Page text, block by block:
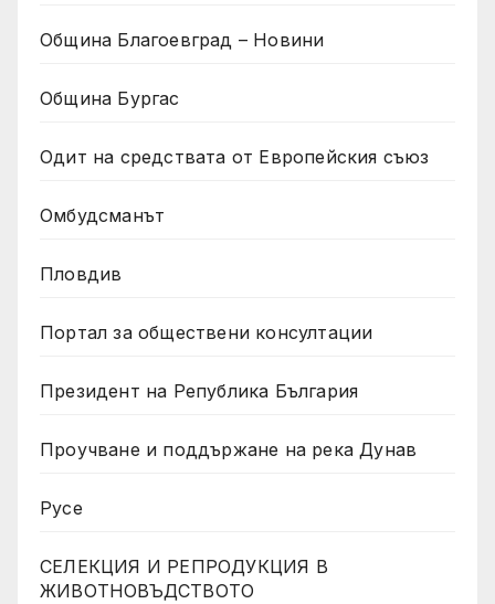
Община Благоевград – Новини
Община Бургас
Одит на средствата от Европейския съюз
Омбудсманът
Пловдив
Портал за обществени консултации
Президент на Република България
Проучване и поддържане на река Дунав
Русе
СЕЛЕКЦИЯ И РЕПРОДУКЦИЯ В
ЖИВОТНОВЪДСТВОТО